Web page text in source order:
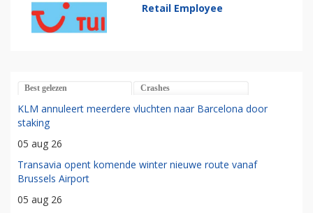
Retail Employee
Best gelezen Crashes
KLM annuleert meerdere vluchten naar Barcelona door
staking
05 aug 26
Transavia opent komende winter nieuwe route vanaf
Brussels Airport
05 aug 26